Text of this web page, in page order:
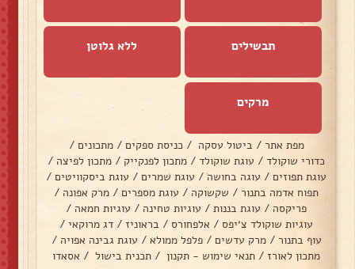
תבשילים ללא גלוטן
מרקים
מפת אתר / ביטול עסקה / כניסת ספקים / מתכונים /
כדורי שוקולד / עוגת שוקולד / מתכון לפנקייק / מתכון לפיצה /
עוגת תפוזים / עוגה בחושה / עוגת שמרים / עוגת ביסקוויטים /
תפוח אדמה בתנור / שקשוקה / עוגת מספרים / מרק אפונה /
פריקסה / עוגת בננות / עוגיות טחינה / עוגיות חמאה /
עוגיות שוקולד צ׳יפס / אלפחורס / בראוניז / דג מרוקאי /
עוף בתנור / מרק עדשים / פלפל ממולא / עוגת גבינה אפויה /
מתכון לאורז / תנאי שימוש - תקנון / תכנית בישול / אסאדו